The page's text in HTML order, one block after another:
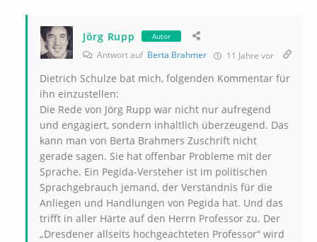
Jörg Rupp Autor
Antwort auf Berta Brahmer 11 Jahre vor
Dietrich Schulze bat mich, folgenden Kommentar für
ihn einzustellen:
Die Rede von Jörg Rupp war nicht nur aufregend
und engagiert, sondern inhaltlich überzeugend. Das
kann man von Berta Brahmers Zuschrift nicht
gerade sagen. Sie hat offenbar Probleme mit der
Sprache. Ein Pegida-Versteher ist im politischen
Sprachgebrauch jemand, der Verständnis für die
Anliegen und Handlungen von Pegida hat. Und das
trifft in aller Härte auf den Herrn Professor zu. Der
„Dresdener allseits hochgeachteten Professor“ wird